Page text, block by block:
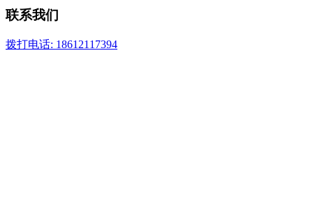
联系我们
拨打电话: 18612117394